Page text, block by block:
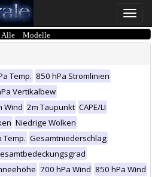
Toggle
Modelle
Temp. 850 hPa Stromlinien
Vertikalbew
Wind 2m Taupunkt CAPE/LI
Niedrige Wolken
Temp. Gesamtniederschlag
700 hPa Wind 850 hPa Wind